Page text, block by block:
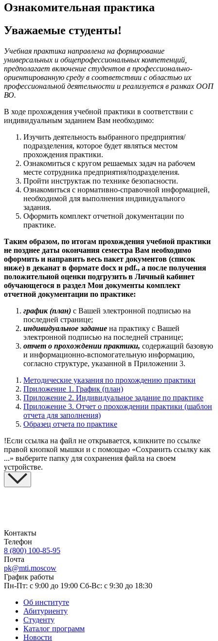
Ознакомительная практика
Уважаемые студенты!
Учебная практика направлена на формирование
универсальных и общепрофессиональных компетенций,
предполагает включение студентов в профессионально-
ориентированную среду в соответствии с областью их
профессиональной деятельности и реализуется в рамках ООП
ВО.
В ходе прохождения учебной практики в соответствии с
индивидуальным заданием Вам необходимо:
Изучить деятельность выбранного предприятия/
подразделения, которое будет являться местом
прохождения практики.
Ознакомиться с кругом решаемых задач на рабочем
месте сотрудника предприятия/подразделения.
Пройти инструктаж по технике безопасности.
Ознакомиться с нормативно-справочной информацией,
необходимой для выполнения индивидуального
задания.
Оформить комплект отчетной документации по
практике.
Таким образом, по итогам прохождения учебной практики
не позднее даты окончания семестра Вам необходимо
оформить и направить весь пакет документов (список
ниже) в деканат в формате docx и pdf., а после получения
положительной оценки подгрузить в Личный кабинет
обучающегося в раздел Мои документы комплект
отчетной документации по практике:
график (план) с Вашей электронной подписью на
последней странице;
индивидуальное задание на практику с Вашей
электронной подписью на последней странице;
отчет о прохождении практики, содержащий базовую
и информационно-вспомогательную информацию,
согласно структуре, указанной в Приложении 3.
Методические указания по прохождению практики
Приложение 1. График (план)
Приложение 2. Индивидуальное задание по практике
Приложение 3. Отчет о прохождении практики (шаблон
отчета для заполнения)
Образец отчета по практике
!Если ссылка на файл не открывается, кликните по ссылке
правой кнопкой мышки и с помощью «Сохранить ссылку как
...» выберите папку для сохранения файла на своем
устройстве.
Контакты
Телефон
8 (800) 100-85-95
Почта
pk@mti.moscow
График работы
Пн-Пт: с 9:00 до 19:00 Сб-Вс: с 9:30 до 18:30
Об институте
Абитуриенту
Студенту
Каталог программ
Новости